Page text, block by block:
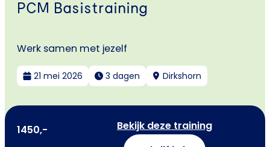
PCM Basistraining
Werk samen met jezelf
21 mei 2026 3 dagen Dirkshorn
1450,-
Bekijk deze training